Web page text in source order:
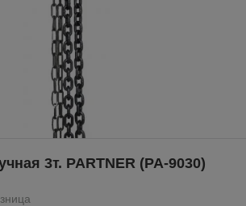
3т. PARTNER (PA-9030)